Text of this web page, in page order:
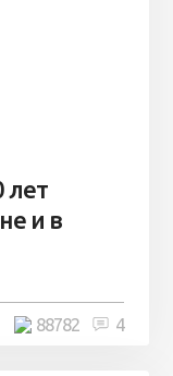
лет
и в
4
88782